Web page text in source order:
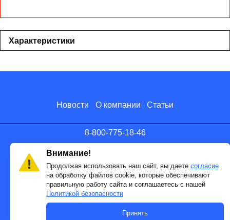
Характеристики
Новости О компании Статьи
8-800-775-18-46
info@antenna.ru
Внимание!
Продолжая использовать наш сайт, вы даете согласие
на обработку файлов cookie, которые обеспечивают
правильную работу сайта и соглашаетесь с нашей
Политикой безопасности
Принять